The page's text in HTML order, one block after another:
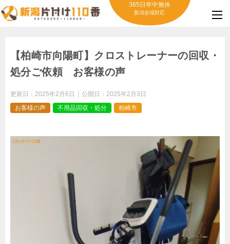
365日年中無休
新潟全域対応
【柏崎市向陽町】クロストレーナーの回収・
処分ご依頼 お客様の声
更新日： 2025年2月6日 公開日： 2025年2月3日
お客様の声
不用品回収・処分 柏崎市